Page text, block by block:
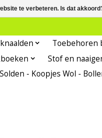
Toebehoren
Stof en
- Koopjes Wol -
te verbeteren. Is dat